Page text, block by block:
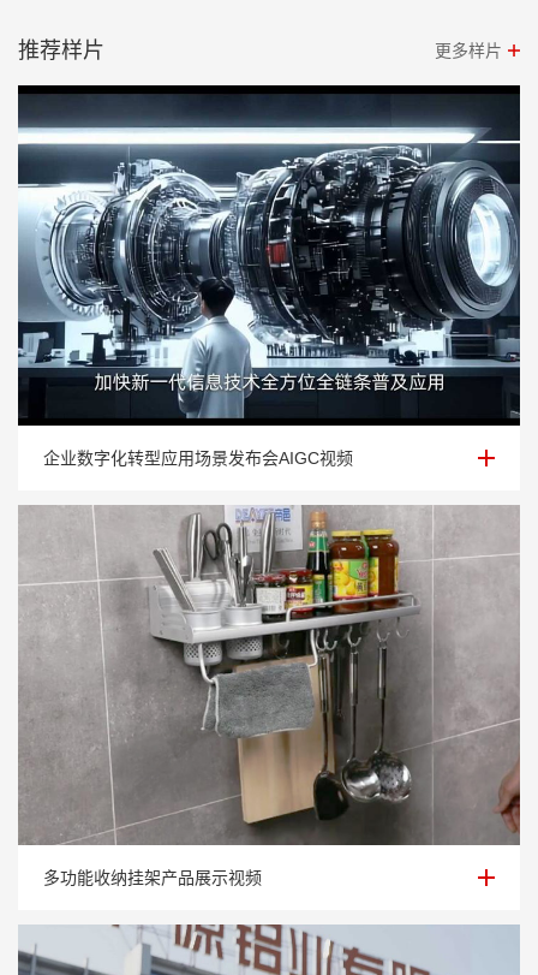
推荐样片 更多样片
企业数字化转型应用场景发布会AIGC视频
企业数字化转型应用场景发布会AIGC视频
多功能收纳挂架产品展示视频
多功能收纳挂架产品展示视频